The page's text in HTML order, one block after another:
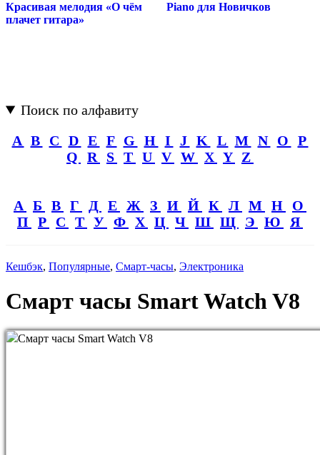
Красивая мелодия «О чём
плачет гитара»
Piano для Новичков
Поиск по алфавиту
A B C D E F G H I J K L M N O
P
Q
R S T U V W X Y Z
А Б В Г Д Е Ж З И Й К Л М Н
О
П Р С Т У Ф Х Ц Ч Ш Щ Э Ю Я
Кешбэк, Популярные, Смарт-часы, Электроника
Смарт часы Smart Watch V8